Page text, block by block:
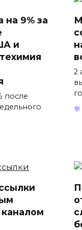
на 9% за
и
после
2